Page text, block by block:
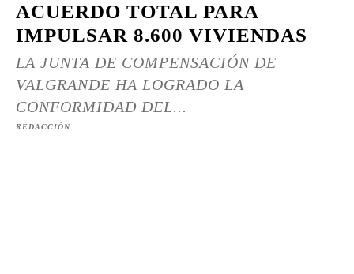
ACUERDO TOTAL PARA
IMPULSAR 8.600 VIVIENDAS
LA JUNTA DE COMPENSACIÓN DE
VALGRANDE HA LOGRADO LA
CONFORMIDAD DEL...
REDACCIÓN